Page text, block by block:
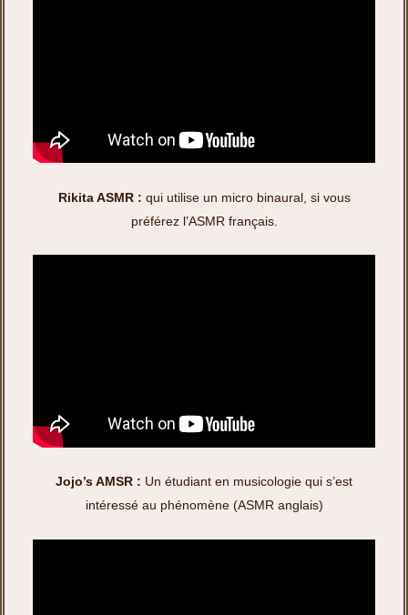
Rikita ASMR : qui utilise un micro binaural, si vous
préférez l’ASMR français.
Jojo’s AMSR : Un étudiant en musicologie qui s’est
intéressé au phénomène (ASMR anglais)